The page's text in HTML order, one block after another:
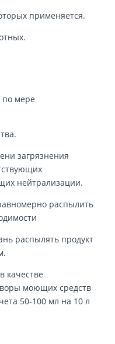
применяется.
по мере
загрязнения
нейтрализации.
распылить
распылять продукт
качестве
моющих средств
50-100 мл на 10 л